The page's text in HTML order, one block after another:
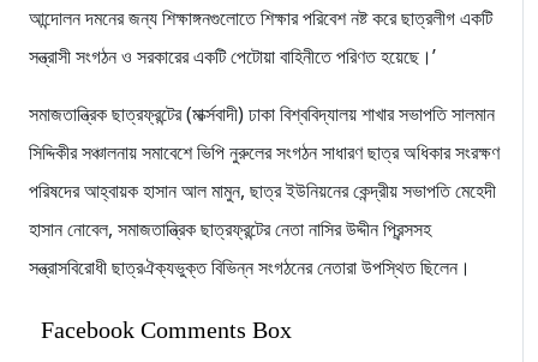
আন্দোলন দমনের জন্য শিক্ষাঙ্গনগুলোতে শিক্ষার পরিবেশ নষ্ট করে ছাত্রলীগ একটি
সন্ত্রাসী সংগঠন ও সরকারের একটি পেটোয়া বাহিনীতে পরিণত হয়েছে।’
সমাজতান্ত্রিক ছাত্রফ্রন্টের (মার্ক্সবাদী) ঢাকা বিশ্ববিদ্যালয় শাখার সভাপতি সালমান
সিদ্দিকীর সঞ্চালনায় সমাবেশে ভিপি নুরুলের সংগঠন সাধারণ ছাত্র অধিকার সংরক্ষণ
পরিষদের আহ্বায়ক হাসান আল মামুন, ছাত্র ইউনিয়নের কেন্দ্রীয় সভাপতি মেহেদী
হাসান নোবেল, সমাজতান্ত্রিক ছাত্রফ্রন্টের নেতা নাসির উদ্দীন প্রিন্সসহ
সন্ত্রাসবিরোধী ছাত্রঐক্যভুক্ত বিভিন্ন সংগঠনের নেতারা উপস্থিত ছিলেন।
Facebook Comments Box